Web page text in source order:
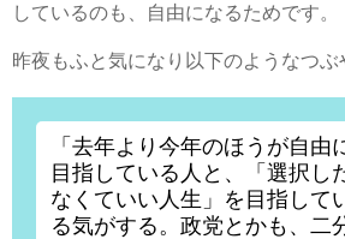
しているのも、自由になるためです。
昨夜もふと気になり以下のようなつぶ
「去年より今年のほうが自由
目指している人と、「選択し
なくていい人生」を目指して
る気がする。政党とかも、二